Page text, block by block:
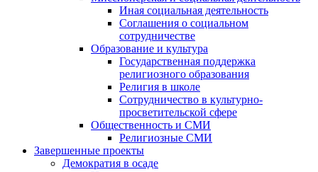
Иная социальная деятельность
Соглашения о социальном
сотрудничестве
Образование и культура
Государственная поддержка
религиозного образования
Религия в школе
Сотрудничество в культурно-
просветительской сфере
Общественность и СМИ
Религиозные СМИ
Завершенные проекты
Демократия в осаде